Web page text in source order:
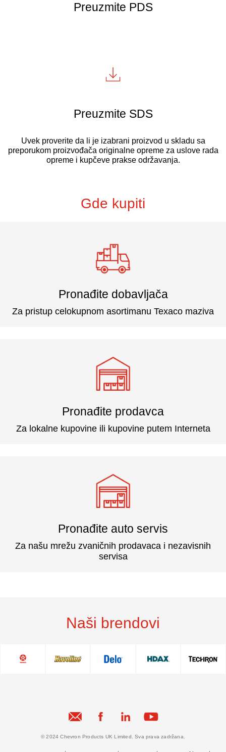
Preuzmite PDS
Preuzmite SDS
Uvek proverite da li je izabrani proizvod u skladu sa
preporukom proizvođača originalne opreme za uslove rada
opreme i kupčeve prakse održavanja.
Gde kupiti
Pronađite dobavljača
Za pristup celokupnom asortimanu Texaco maziva
Pronađite prodavca
Za lokalne kupovine ili kupovine putem Interneta
Pronađite auto servis
Za našu mrežu zvaničnih prodavaca i nezavisnih
servisa
Naši brendovi
© 2024 Chevron Products UK Limited. Sva prava zadržana.